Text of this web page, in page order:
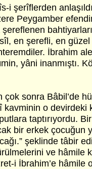
i şerîflerden
Peygamber
en şerefli, en
İbrahim
yâni inanmıştı.
sonra Bâbil’de
o devirdeki
taptırıyordu.
bir erkek çocuğun
şeklinde tâbir
ve hâmile
i İbrahim’e hâmile